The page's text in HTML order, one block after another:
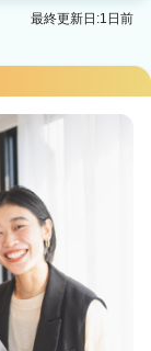
会津
最終更新日:1日前